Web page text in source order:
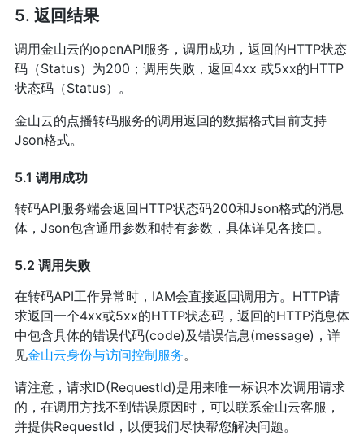
5. 返回结果
调用金山云的openAPI服务，调用成功，返回的HTTP状态
码（Status）为200；调用失败，返回4xx 或5xx的HTTP
状态码（Status）。
金山云的点播转码服务的调用返回的数据格式目前支持
Json格式。
5.1 调用成功
转码API服务端会返回HTTP状态码200和Json格式的消息
体，Json包含通用参数和特有参数，具体详见各接口。
5.2 调用失败
在转码API工作异常时，IAM会直接返回调用方。HTTP请
求返回一个4xx或5xx的HTTP状态码，返回的HTTP消息体
中包含具体的错误代码(code)及错误信息(message)，详
见金山云身份与访问控制服务。
请注意，请求ID(RequestId)是用来唯一标识本次调用请求
的，在调用方找不到错误原因时，可以联系金山云客服，
并提供RequestId，以便我们尽快帮您解决问题。